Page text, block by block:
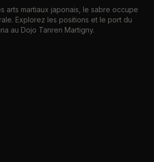
arts martiaux japonais, le sabre occupe
Explorez les positions et le port du
au Dojo Tanren Martigny.